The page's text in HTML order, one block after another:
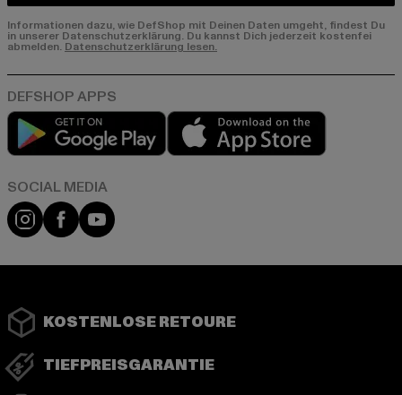
Informationen dazu, wie DefShop mit Deinen Daten umgeht, findest Du
in unserer Datenschutzerklärung. Du kannst Dich jederzeit kostenfei
abmelden. Datenschutzerklärung lesen.
Play market
Instagram
FacebookYouTube
KOSTENLOSE RETOURE
TIEFPREISGARANTIE